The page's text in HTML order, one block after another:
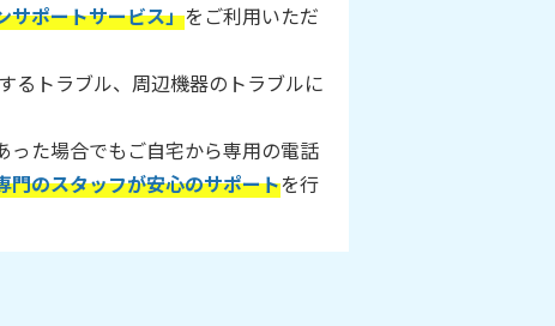
サポートサービス」をご利用いただ
るトラブル、周辺機器のトラブルに
った場合でもご自宅から専用の電話
門のスタッフが安心のサポートを行